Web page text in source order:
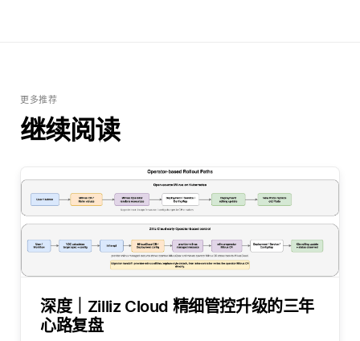
更多推荐
继续阅读
深度｜Zilliz Cloud 精细管控升级的三年
心路复盘